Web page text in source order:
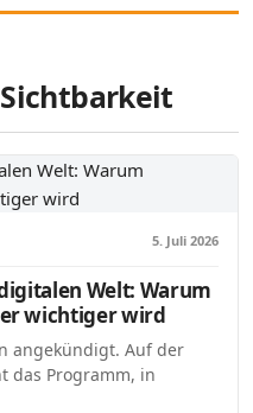
5. Juli 2026
Welt: Warum
wichtiger wird
angekündigt. Auf der
das Programm, in